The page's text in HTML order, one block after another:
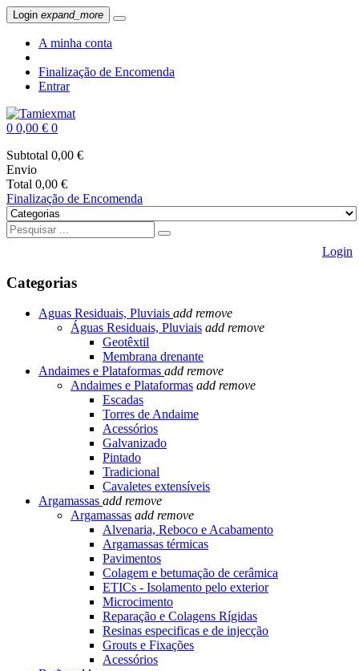
Login expand_more
A minha conta
Finalização de Encomenda
Entrar
0 0,00 € 0
Subtotal 0,00 €
Envio
Total 0,00 €
Finalização de Encomenda
Login
Categorias
Aguas Residuais, Pluviais add remove
Águas Residuais, Pluviais add remove
Geotêxtil
Membrana drenante
Andaimes e Plataformas add remove
Andaimes e Plataformas add remove
Escadas
Torres de Andaime
Acessórios
Galvanizado
Pintado
Tradicional
Cavaletes extensíveis
Argamassas add remove
Argamassas add remove
Alvenaria, Reboco e Acabamento
Argamassas térmicas
Pavimentos
Colagem e betumação de cerâmica
ETICs - Isolamento pelo exterior
Microcimento
Reparação e Colagens Rígidas
Resinas especificas e de injecção
Grouts e Fixações
Acessórios